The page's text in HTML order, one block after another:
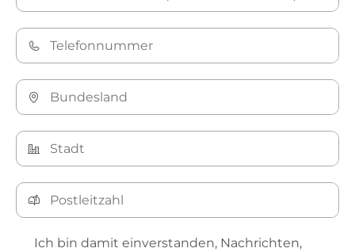
Ich bin damit einverstanden, Nachrichten,